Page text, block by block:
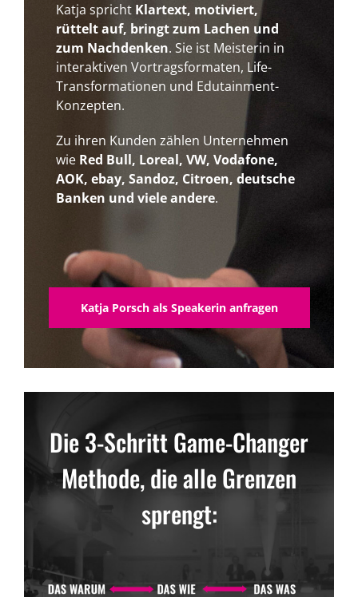
Katja spricht Klartext, motiviert,
rüttelt auf, bringt zum Lachen und
zum Nachdenken. Sie ist Meisterin in
interaktiven Vortragsformaten, Life-
Transformationen und Edutainment-
Konzepten.
Zu ihren Kunden zählen Unternehmen
wie Red Bull, Loreal, VW, Vodafone,
AOK, ebay, Sandoz, Citroen, deutsche
Banken und viele andere.
Katja Porsch als Speakerin anfragen
Die 3-Schritt Game-Changer
Methode, die alle Grenzen
sprengt: